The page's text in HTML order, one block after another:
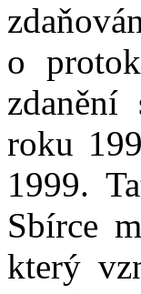
o
zdanění
roku
1999.
Sbírce
který